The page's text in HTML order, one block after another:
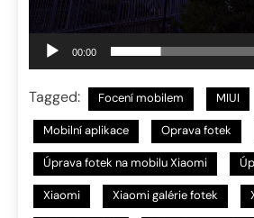
00:00
Tagged: Focení mobilem MIUI
Mobilní aplikace Oprava fotek
Úprava fotek na mobilu Xiaomi
Xiaomi Xiaomi galérie fotek